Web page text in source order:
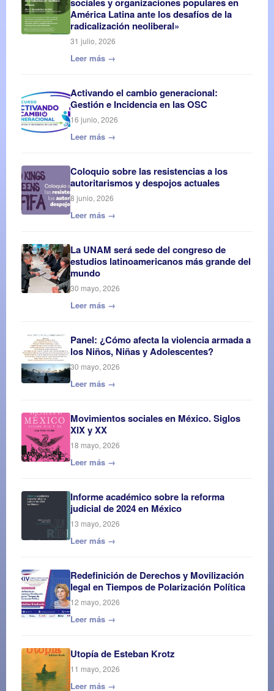
América Latina ante los desafíos de la
radicalización neoliberal»
31 julio, 2026
Leer más →
Activando el cambio generacional:
Gestión e Incidencia en las OSC
16 junio, 2026
Leer más →
Coloquio sobre las resistencias a los
autoritarismos y despojos actuales
8 junio, 2026
Leer más →
La UNAM será sede del congreso de
estudios latinoamericanos más grande del
mundo
30 mayo, 2026
Leer más →
Panel: ¿Cómo afecta la violencia armada a
los Niños, Niñas y Adolescentes?
30 mayo, 2026
Leer más →
Movimientos sociales en México. Siglos
XIX y XX
18 mayo, 2026
Leer más →
Informe académico sobre la reforma
judicial de 2024 en México
13 mayo, 2026
Leer más →
Redefinición de Derechos y Movilización
legal en Tiempos de Polarización Política
12 mayo, 2026
Leer más →
Utopía de Esteban Krotz
11 mayo, 2026
Leer más →